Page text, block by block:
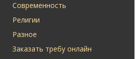
Современность
Религии
Разное
Заказать требу онлайн